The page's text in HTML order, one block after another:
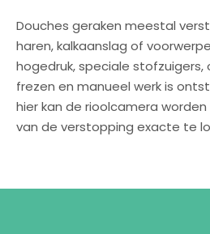
Douches geraken meestal
haren, kalkaanslag of
hogedruk, speciale
frezen en manueel werk is
hier kan de rioolcamera
van de verstopping exacte te